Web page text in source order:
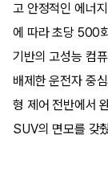
고 안정적인 에너
에 따라 초당 500
기반의 고성능 컴
배제한 운전자 중
형 제어 전반에서
SUV의 면모를 갖